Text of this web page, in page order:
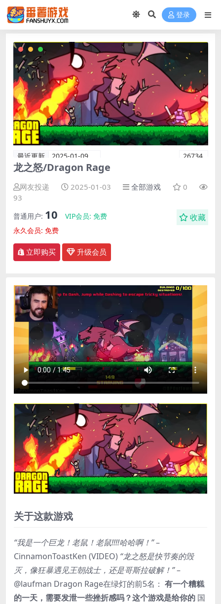
登录
最近更新 2025-01-09 26734
龙之怒/Dragon Rage
网友投递 2025-01-03 全部游戏
0
93
普通用户: 10 VIP会员: 免费
永久会员: 免费
收藏
立即购买 升级会员
关于这款游戏
“我是一个巨龙！老鼠！老鼠!!!!哈哈啊！”–
CinnamonToastKen (VIDEO) “龙之怒是快节奏的毁
灭，像狂暴遇见王朝战士，还是哥斯拉破解！”–
@laufman Dragon Rage在绿灯的前5名： 有一个糟糕
的一天，需要发泄一些挫折感吗？这个游戏是给你的 国